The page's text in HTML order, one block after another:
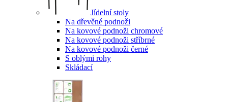
Jídelní stoly
Na dřevěné podnoži
Na kovové podnoži chromové
Na kovové podnoži stříbrné
Na kovové podnoži černé
S oblými rohy
Skládací